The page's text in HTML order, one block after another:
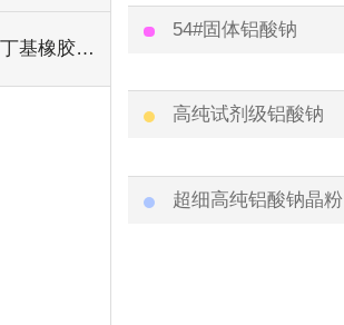
丁基橡胶手套
54#固体铝酸钠
高纯试剂级铝酸钠
超细高纯铝酸钠晶粉